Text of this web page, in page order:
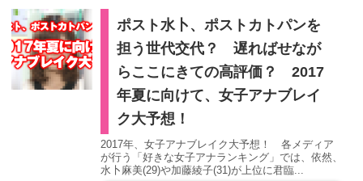
ポスト水卜、ポストカトパンを
担う世代交代？ 遅ればせなが
らここにきての高評価？ 2017
年夏に向けて、女子アナブレイ
ク大予想！
2017年、女子アナブレイク大予想！ 各メディア
が行う「好きな女子アナランキング」では、依然、
水卜麻美(29)や加藤綾子(31)が上位に君臨...